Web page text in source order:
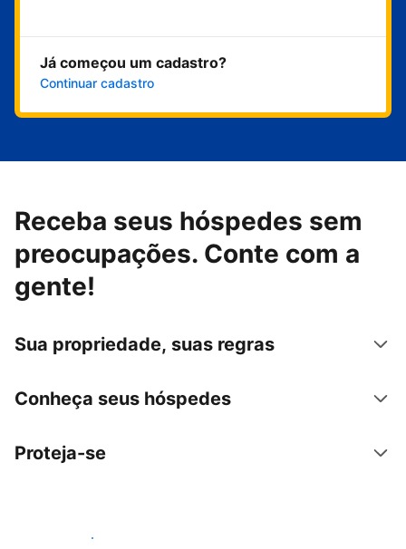
Já começou um cadastro?
Continuar cadastro
Receba seus hóspedes sem
preocupações. Conte com a
gente!
Sua propriedade, suas regras
Conheça seus hóspedes
Proteja-se
Anunciar conosco